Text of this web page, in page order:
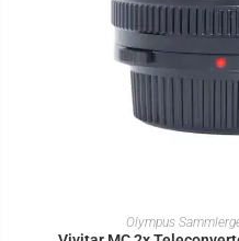
IN DEN
Olympus